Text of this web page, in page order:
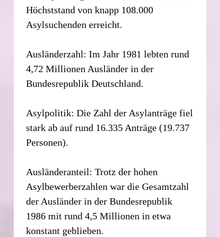
Höchststand von knapp 108.000
Asylsuchenden erreicht.
Ausländerzahl: Im Jahr 1981 lebten rund
4,72 Millionen Ausländer in der
Bundesrepublik Deutschland.
Asylpolitik: Die Zahl der Asylanträge fiel
stark ab auf rund 16.335 Anträge (19.737
Personen).
Ausländeranteil: Trotz der hohen
Asylbewerberzahlen war die Gesamtzahl
der Ausländer in der Bundesrepublik
1986 mit rund 4,5 Millionen in etwa
konstant geblieben.